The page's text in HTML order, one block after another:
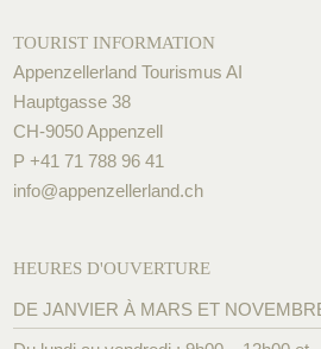
TOURIST INFORMATION
Appenzellerland Tourismus AI
Hauptgasse 38
CH-9050 Appenzell
P +41 71 788 96 41
info@appenzellerland.ch
HEURES D'OUVERTURE
DE JANVIER À MARS ET